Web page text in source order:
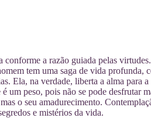
a razão guiada pelas
tem uma saga de vida profunda,
Ela, na verdade, liberta a alma para a
um peso, pois não se pode desfrutar
o seu amadurecimento.
e mistérios da vida.